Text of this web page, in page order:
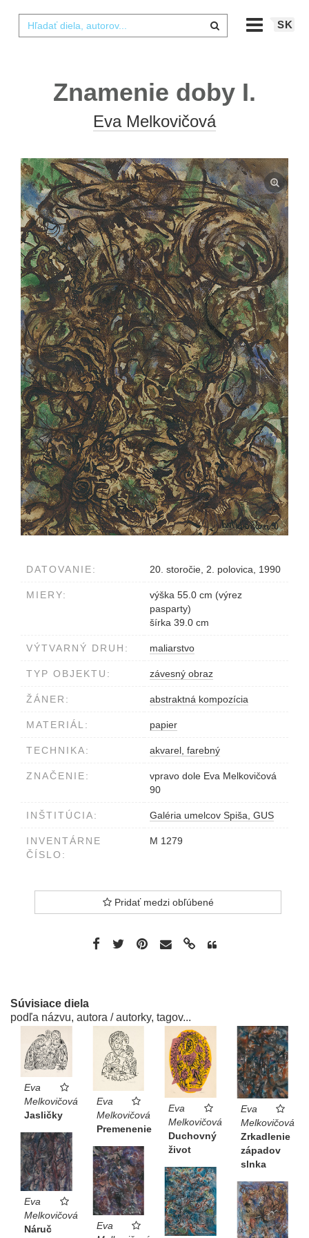
SK
Znamenie doby I.
Eva Melkovičová
DATOVANIE: 20. storočie, 2. polovica, 1990
MIERY:
výška 55.0 cm (výrez
pasparty)
šírka 39.0 cm
VÝTVARNÝ DRUH: maliarstvo
TYP OBJEKTU: závesný obraz
ŽÁNER: abstraktná kompozícia
MATERIÁL: papier
TECHNIKA: akvarel, farebný
ZNAČENIE:
vpravo dole Eva Melkovičová
90
INŠTITÚCIA: Galéria umelcov Spiša, GUS
INVENTÁRNE
ČÍSLO:
M 1279
Pridať medzi obľúbené
Súvisiace diela
podľa názvu, autora / autorky, tagov...
Eva
Melkovičová
Jasličky
Eva
Melkovičová
Premenenie
Eva
Melkovičová
Duchovný
život
Eva
Melkovičová
Zrkadlenie
západov
slnka
Eva
Melkovičová
Náruč
Eva